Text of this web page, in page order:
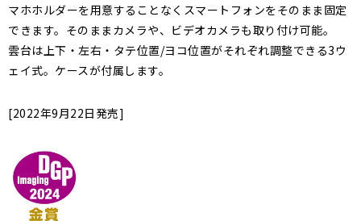
マホホルダーを用意することなくスマートフォンをそのまま固定
できます。そのままカメラや、ビデオカメラも取り付け可能。
雲台は上下・左右・タテ位置/ヨコ位置がそれぞれ調整できる3ウ
ェイ式。ケースが付属します。
[2022年9月22日発売]